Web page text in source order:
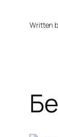
Written